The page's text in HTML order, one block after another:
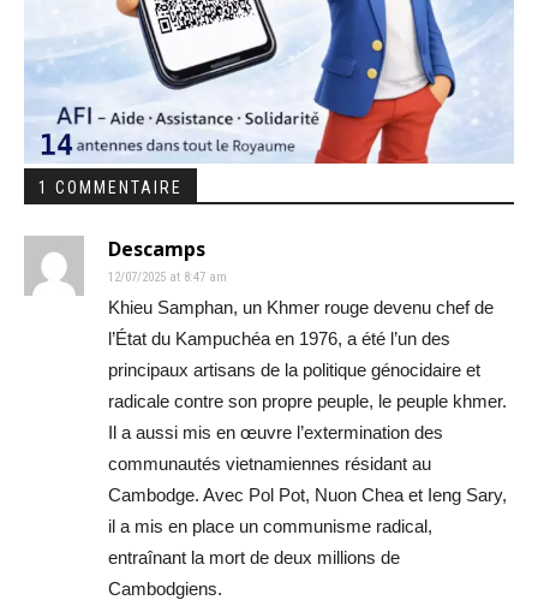
1 COMMENTAIRE
Descamps
12/07/2025 at 8:47 am
Khieu Samphan, un Khmer rouge devenu chef de
l’État du Kampuchéa en 1976, a été l’un des
principaux artisans de la politique génocidaire et
radicale contre son propre peuple, le peuple khmer.
Il a aussi mis en œuvre l’extermination des
communautés vietnamiennes résidant au
Cambodge. Avec Pol Pot, Nuon Chea et Ieng Sary,
il a mis en place un communisme radical,
entraînant la mort de deux millions de
Cambodgiens.